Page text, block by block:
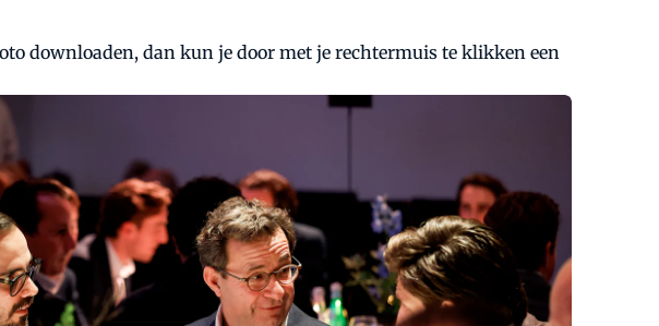
downloaden, dan kun je door met je rechtermuis te klikken een